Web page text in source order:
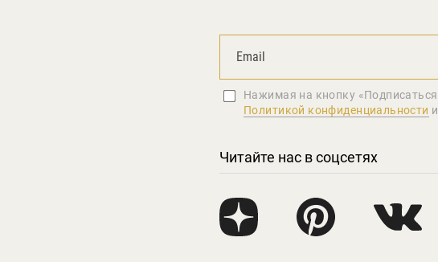
Нажимая на кнопку
Политикой конфиденциальности и
Читайте нас в соцсетях